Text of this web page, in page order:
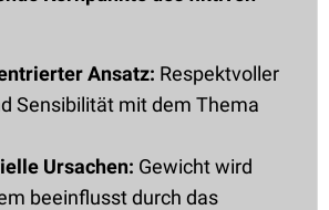
Ansatz: Respektvoller
Sensibilität mit dem Thema
Ursachen: Gewicht wird
beeinflusst durch das